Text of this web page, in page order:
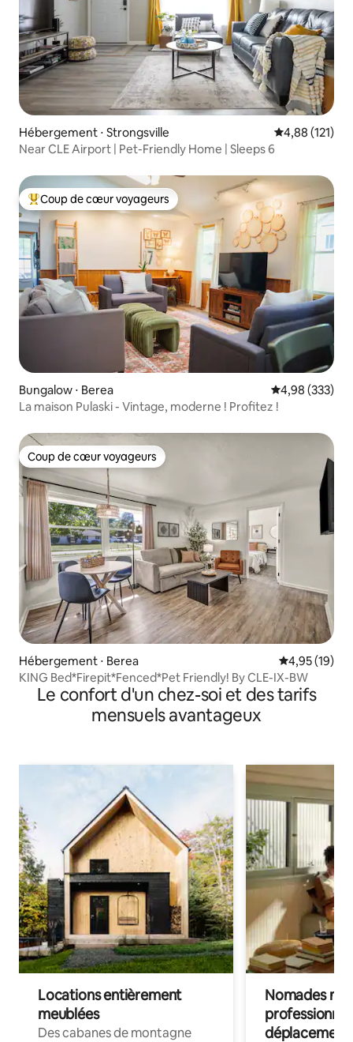
Hébergement ⋅ Strongsville Évaluation
4,88 (121)
Near CLE Airport | Pet-Friendly Home | Sleeps 6
Coups de cœur voyageurs les plus appréciés
Coup de cœur voyageurs
Bungalow ⋅ Berea Évaluation
4,98 (333)
La maison Pulaski - Vintage, moderne ! Profitez !
Coup de cœur voyageurs
Coup de cœur voyageurs
Hébergement ⋅ Berea Évaluation
4,95 (19)
KING Bed*Firepit*Fenced*Pet Friendly! By CLE-IX-BW
Le confort d'un chez-soi et des tarifs
mensuels avantageux
Locations entièrement
meublées
Des cabanes de montagne
Nomades
déplacement